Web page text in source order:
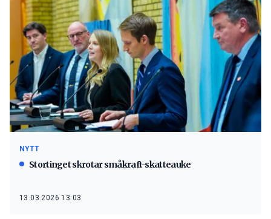
NYTT
Stortinget skrotar småkraft-skatteauke
13.03.2026 13:03